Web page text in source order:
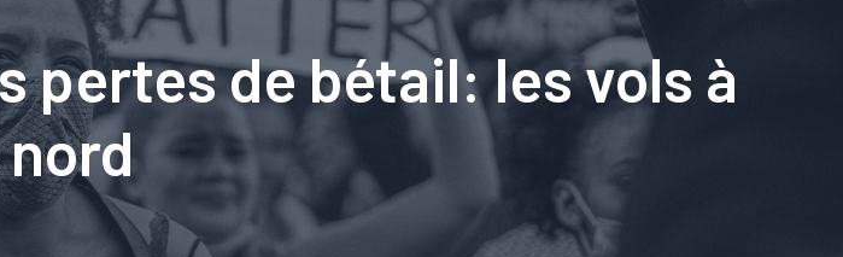
pertes de bétail: les vols à